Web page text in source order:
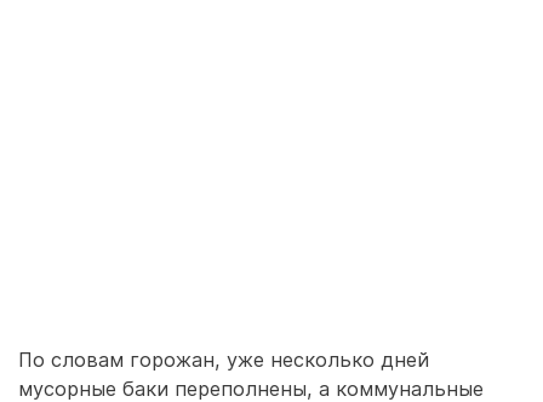
По словам горожан, уже несколько дней
мусорные баки переполнены, а коммунальные